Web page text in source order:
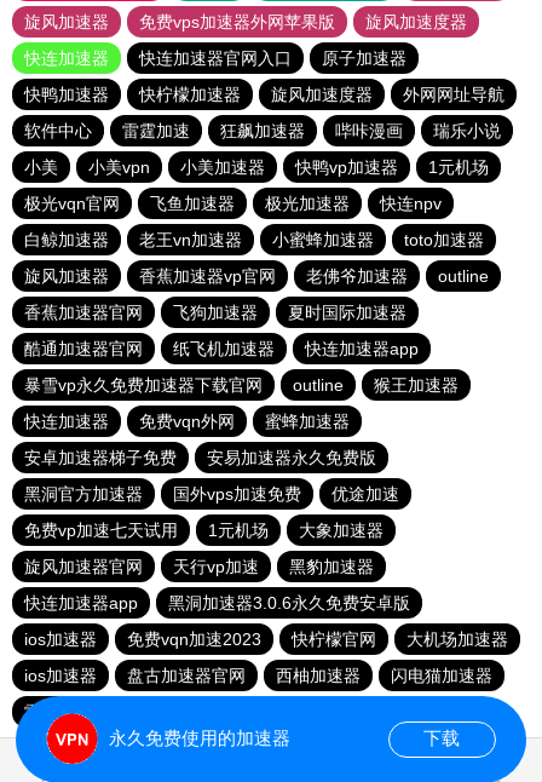
旋风加速器
免费vps加速器外网苹果版
旋风加速度器
快连加速器
快连加速器官网入口
原子加速器
快鸭加速器
快柠檬加速器 旋风加速度器
外网网址导航
软件中心
雷霆加速 狂飙加速器 哔咔漫画
瑞乐小说
小美
小美vpn 小美加速器 快鸭vp加速器
1元机场
极光vqn官网
飞鱼加速器 极光加速器
快连npv
白鲸加速器
老王vn加速器 小蜜蜂加速器
toto加速器
旋风加速器
香蕉加速器vp官网 老佛爷加速器
outline
香蕉加速器官网
飞狗加速器
夏时国际加速器
酷通加速器官网
纸飞机加速器
快连加速器app
暴雪vp永久免费加速器下载官网
outline
猴王加速器
快连加速器
免费vqn外网
蜜蜂加速器
安卓加速器梯子免费
安易加速器永久免费版
黑洞官方加速器
国外vps加速免费
优途加速
免费vp加速七天试用
1元机场
大象加速器
旋风加速器官网
天行vp加速
黑豹加速器
快连加速器app
黑洞加速器3.0.6永久免费安卓版
ios加速器
免费vqn加速2023 快柠檬官网
大机场加速器
ios加速器
盘古加速器官网 西柚加速器
闪电猫加速器
雷轰加速器
永久免费使用的加速器 下载